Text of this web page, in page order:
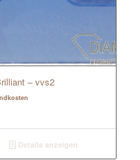
– vvs2
Details anzeigen